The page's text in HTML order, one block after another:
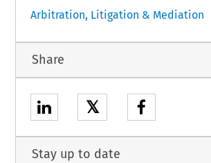
Arbitration, Litigation & Mediation
Share
𝕏
Stay up to date